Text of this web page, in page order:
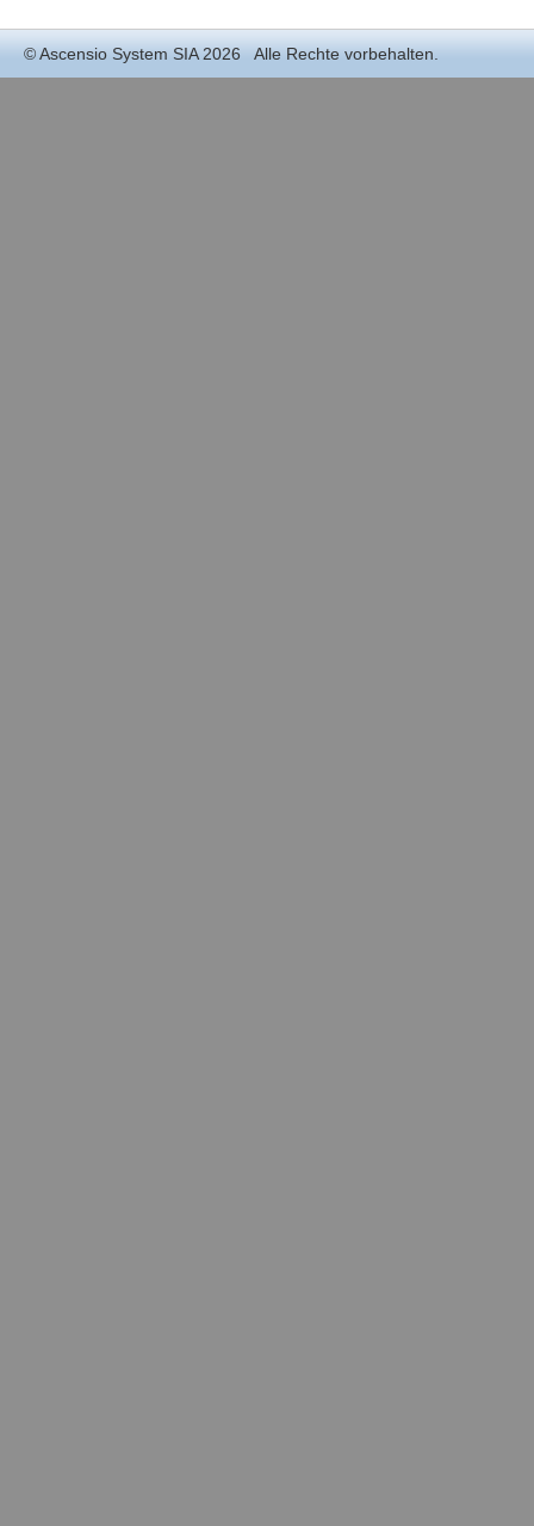
©Ascensio System SIA2026 Alle Rechte vorbehalten.